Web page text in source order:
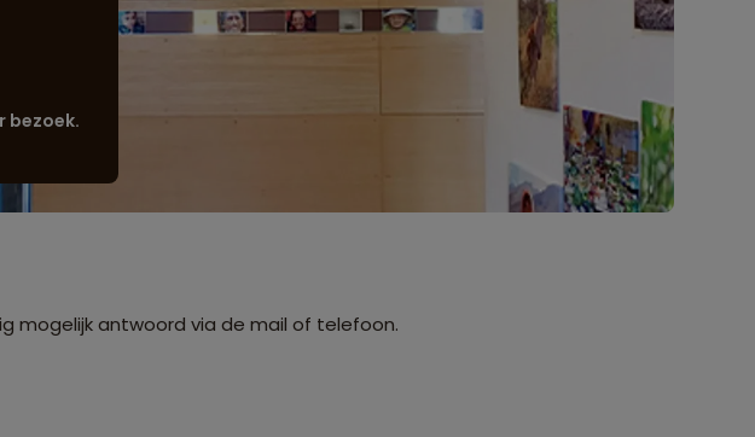
bezoek.
mogelijk antwoord via de mail of telefoon.